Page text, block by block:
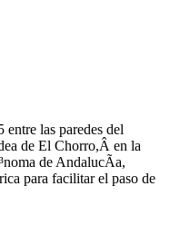
las paredes del
de El Chorro,Â en la
de AndalucÃ­a,
para facilitar el paso de